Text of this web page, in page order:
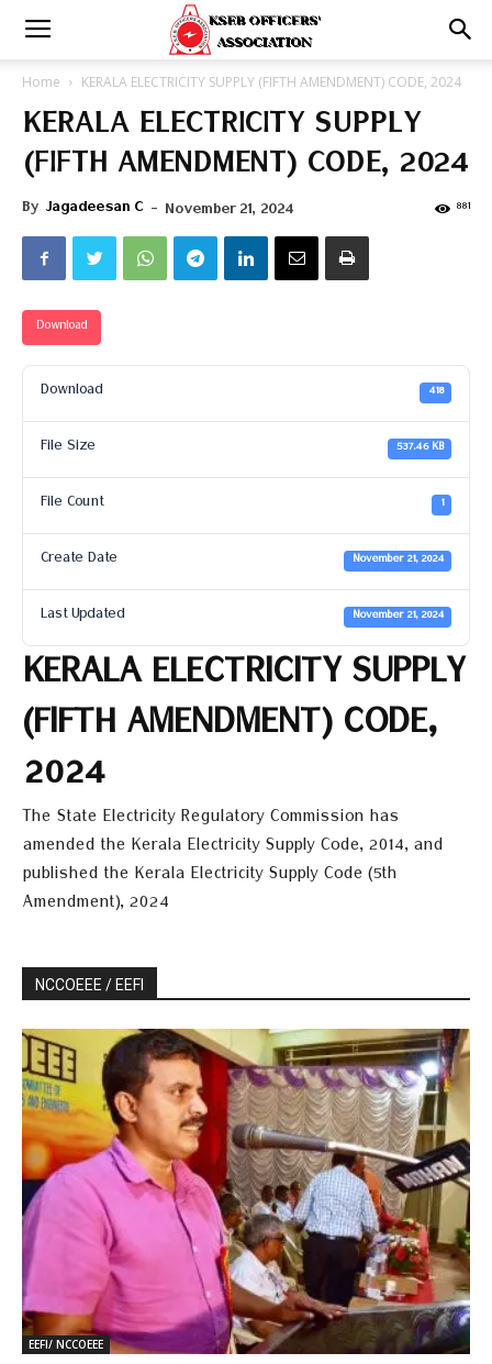
Home KERALA ELECTRICITY SUPPLY (FIFTH AMENDMENT) CODE, 2024
KERALA ELECTRICITY SUPPLY
(FIFTH AMENDMENT) CODE, 2024
By Jagadeesan C - November 21, 2024 881
Download
Download 418
File Size 537.46 KB
File Count 1
Create Date November 21, 2024
Last Updated November 21, 2024
KERALA ELECTRICITY SUPPLY
(FIFTH AMENDMENT) CODE,
2024
The State Electricity Regulatory Commission has
amended the Kerala Electricity Supply Code, 2014, and
published the Kerala Electricity Supply Code (5th
Amendment), 2024
NCCOEEE / EEFI
EEFI/ NCCOEEE